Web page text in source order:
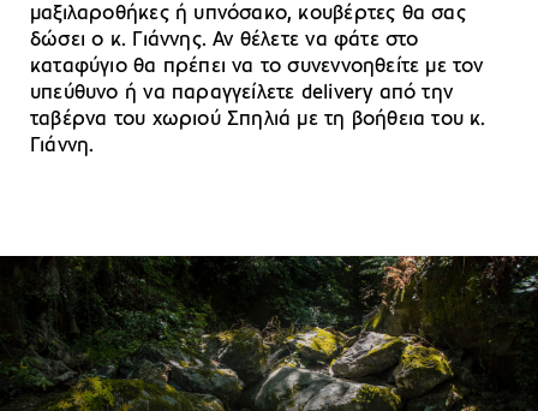
μαξιλαροθήκες ή υπνόσακο, κουβέρτες θα σας
δώσει ο κ. Γιάννης. Αν θέλετε να φάτε στο
καταφύγιο θα πρέπει να το συνεννοηθείτε με τον
υπεύθυνο ή να παραγγείλετε delivery από την
ταβέρνα του χωριού Σπηλιά με τη βοήθεια του κ.
Γιάννη.